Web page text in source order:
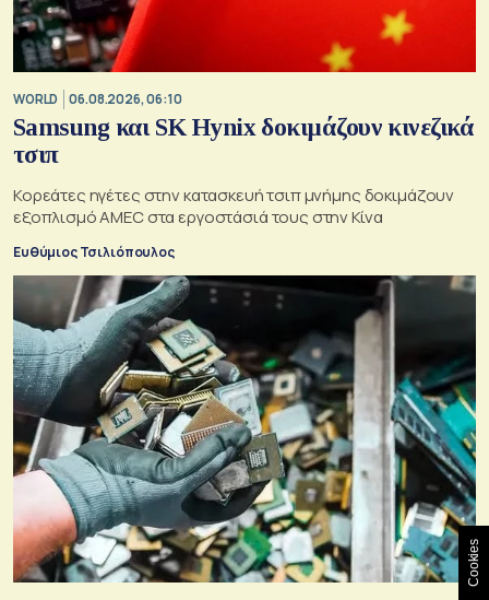
WORLD 06.08.2026, 06:10
Samsung και SK Hynix δοκιμάζουν κινεζικά
τσιπ
Κορεάτες ηγέτες στην κατασκευή τσιπ μνήμης δοκιμάζουν
εξοπλισμό AMEC στα εργοστάσιά τους στην Κίνα
Ευθύμιος Τσιλιόπουλος
Cookies